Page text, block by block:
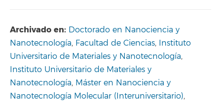
Archivado en: Doctorado en Nanociencia y
Nanotecnología, Facultad de Ciencias, Instituto
Universitario de Materiales y Nanotecnología,
Instituto Universitario de Materiales y
Nanotecnología, Máster en Nanociencia y
Nanotecnología Molecular (Interuniversitario),